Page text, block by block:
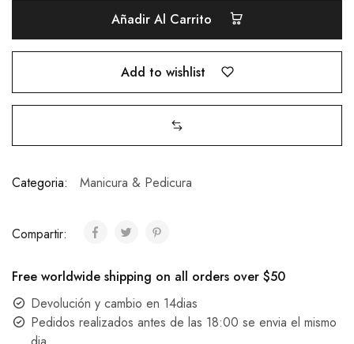
quantity
Añadir Al Carrito
Add to wishlist
Categoria: Manicura & Pedicura
Compartir:
Free worldwide shipping on all orders over $50
Devolución y cambio en 14dias
Pedidos realizados antes de las 18:00 se envia el mismo